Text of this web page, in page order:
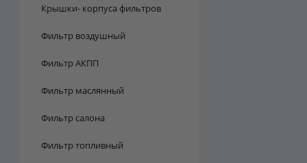
Крышки- корпуса фильтров
Фильтр воздушный
Фильтр АКПП
Фильтр маслянный
Фильтр салона
Фильтр топливный